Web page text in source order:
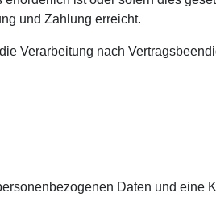
und Zahlung erreicht.
Verarbeitung nach
Daten und eine